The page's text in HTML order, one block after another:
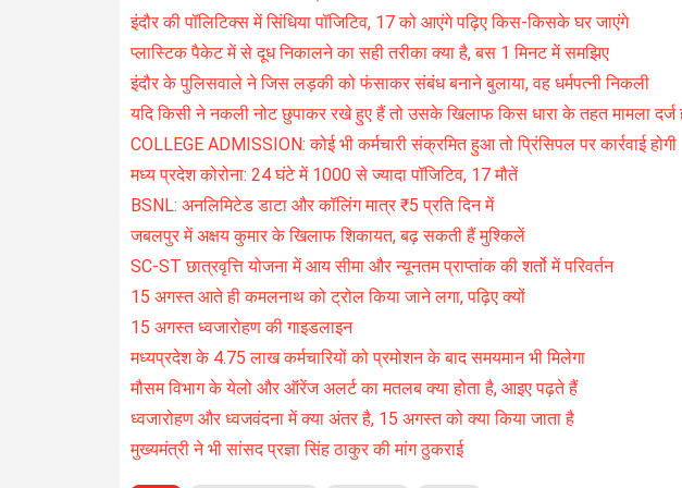
इंदौर की पॉलिटिक्स में सिंधिया पॉजिटिव, 17 को आएंगे पढ़िए किस-किसके घर जाएंगे
प्लास्टिक पैकेट में से दूध निकालने का सही तरीका क्या है, बस 1 मिनट में समझिए
इंदौर के पुलिसवाले ने जिस लड़की को फंसाकर संबंध बनाने बुलाया, वह धर्मपत्नी निकली
यदि किसी ने नकली नोट छुपाकर रखे हुए हैं तो उसके खिलाफ किस धारा के तहत मामला दर्ज
COLLEGE ADMISSION: कोई भी कर्मचारी संक्रमित हुआ तो प्रिंसिपल पर कार्रवाई होगी
मध्य प्रदेश कोरोना: 24 घंटे में 1000 से ज्यादा पॉजिटिव, 17 मौतें
BSNL: अनलिमिटेड डाटा और कॉलिंग मात्र ₹5 प्रति दिन में
जबलपुर में अक्षय कुमार के खिलाफ शिकायत, बढ़ सकती हैं मुश्किलें
SC-ST छात्रवृत्ति योजना में आय सीमा और न्यूनतम प्राप्तांक की शर्तो में परिवर्तन
15 अगस्त आते ही कमलनाथ को ट्रोल किया जाने लगा, पढ़िए क्यों
15 अगस्त ध्वजारोहण की गाइडलाइन
मध्यप्रदेश के 4.75 लाख कर्मचारियों को प्रमोशन के बाद समयमान भी मिलेगा
मौसम विभाग के येलो और ऑरेंज अलर्ट का मतलब क्या होता है, आइए पढ़ते हैं
ध्वजारोहण और ध्वजवंदना में क्या अंतर है, 15 अगस्त को क्या किया जाता है
मुख्यमंत्री ने भी सांसद प्रज्ञा सिंह ठाकुर की मांग ठुकराई